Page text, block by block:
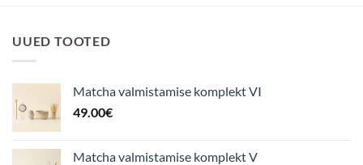
UUED TOOTED
Matcha valmistamise komplekt VI
49.00€
Matcha valmistamise komplekt V